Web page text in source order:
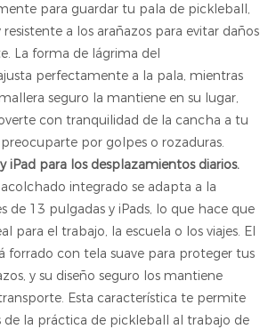
para guardar tu pala de pickleball,
a los arañazos para evitar daños
La forma de lágrima del
perfectamente a la pala, mientras
seguro la mantiene en su lugar,
con tranquilidad de la cancha a tu
por golpes o rozaduras.
iPad para los desplazamientos diarios.
integrado se adapta a la
de 13 pulgadas y iPads, lo que hace que
para el trabajo, la escuela o los viajes. El
forrado con tela suave para proteger tus
y su diseño seguro los mantiene
Esta característica te permite
de la práctica de pickleball al trabajo de